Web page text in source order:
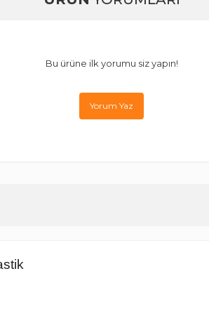
Bu ürüne ilk yorumu siz yapın!
Yorum Yaz